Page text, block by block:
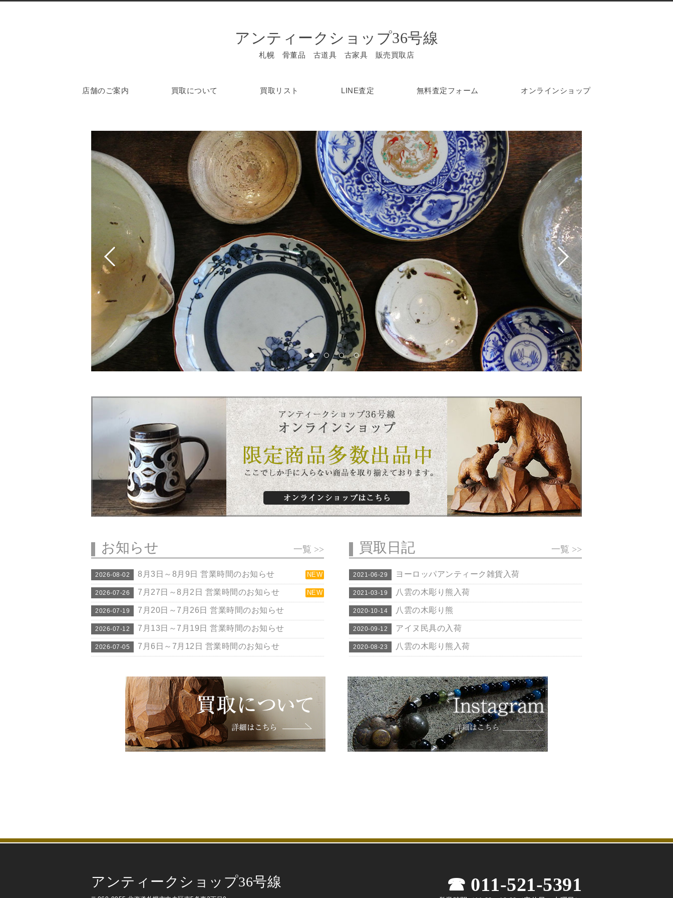
アンティークショップ36号線
札幌 骨董品 古道具 古家具 販売買取店
店舗のご案内 買取について 買取リスト LINE査定 無料査定フォーム オンラインショップ
お知らせ 一覧 >>
2026-08-02 NEW
8月3日～8月9日 営業時間のお知らせ
2026-07-26 NEW
7月27日～8月2日 営業時間のお知らせ
2026-07-19 7月20日～7月26日 営業時間のお知らせ
2026-07-12 7月13日～7月19日 営業時間のお知らせ
2026-07-05 7月6日～7月12日 営業時間のお知らせ
買取日記 一覧 >>
2021-06-29 ヨーロッパアンティーク雑貨入荷
2021-03-19 八雲の木彫り熊入荷
2020-10-14 八雲の木彫り熊
2020-09-12 アイヌ民具の入荷
2020-08-23 八雲の木彫り熊入荷
011-521-5391
アンティークショップ36号線